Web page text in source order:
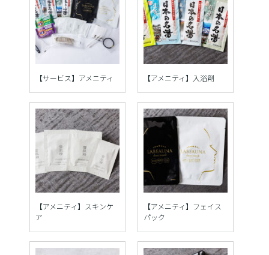
【サービス】アメニティ 【アメニティ】入浴剤
【アメニティ】スキンケ
ア
【アメニティ】フェイス
パック